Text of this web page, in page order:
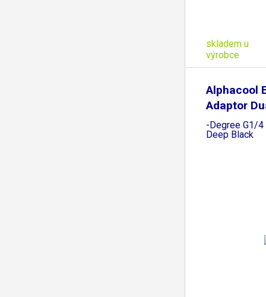
skladem u
výrobce
Alphacool
Adaptor
-Degree G1/
Deep Black